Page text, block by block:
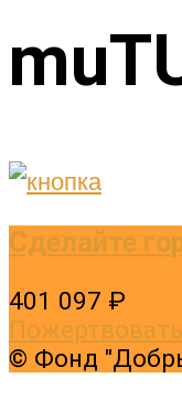
Сделайте
401 097 ₽
Пожертвовать
© Фонд